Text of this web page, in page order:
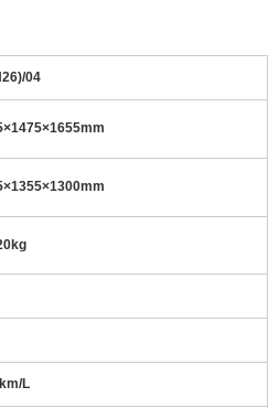
04
×1475×1655mm
×1355×1300mm
kg
L